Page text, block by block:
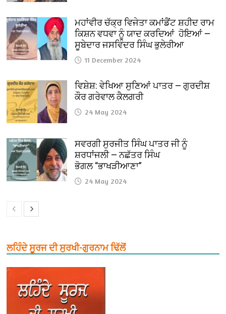
ਮਹਾਂਵੀਰ ਚੱਕ੍ਰ ਵਿਜੇਤਾ ਕਮਾਂਡੈਂਟ ਸ਼ਹੀਦ ਰਾਮ
ਕਿਸ਼ਨ ਵਧਵਾ ਨੂੰ ਯਾਦ ਕਰਦਿਆਂ ਹੋਇਆਂ —
ਸੂਬੇਦਾਰ ਜਸਵਿੰਦਰ ਸਿੰਘ ਭੁਲੇਰੀਆ
11 December 2024
ਵਿਸ਼ੇਸ਼: ਵੇਖਿਆ ਸੁਣਿਆਂ ਪਾਤਰ — ਗੁਰਦੀਸ਼
ਕੌਰ ਗਰੇਵਾਲ ਕੈਲਗਰੀ
24 May 2024
ਸਵਰਗੀ ਸੁਰਜੀਤ ਸਿੰਘ ਪਾਤਰ ਜੀ ਨੂੰ
ਸ਼ਰਧਾਂਜਲੀ — ਨਛੱਤਰ ਸਿੰਘ
ਭੋਗਲ “ਭਾਖੜੀਆਣਾ”
24 May 2024
ਲਹਿੰਦੇ ਸੂਰਜ ਦੀ ਸੁਰਖੀ-ਗੁਰਨਾਮ ਢਿੱਲੋਂ